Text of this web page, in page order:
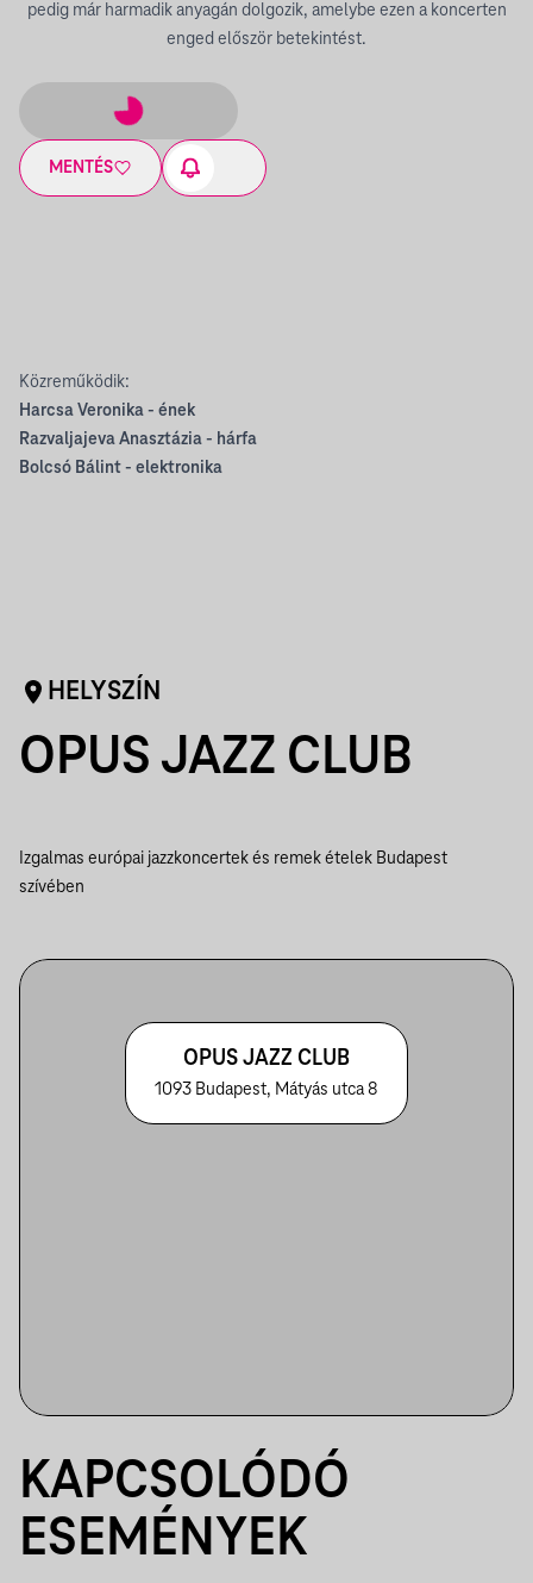
pedig már harmadik anyagán dolgozik, amelybe ezen a koncerten
enged először betekintést.
MENTÉS
Közreműködik:
Harcsa Veronika - ének
Razvaljajeva Anasztázia - hárfa
Bolcsó Bálint - elektronika
HELYSZÍN
OPUS JAZZ CLUB
Izgalmas európai jazzkoncertek és remek ételek Budapest
szívében
OPUS JAZZ CLUB
1093 Budapest, Mátyás utca 8
KAPCSOLÓDÓ
ESEMÉNYEK